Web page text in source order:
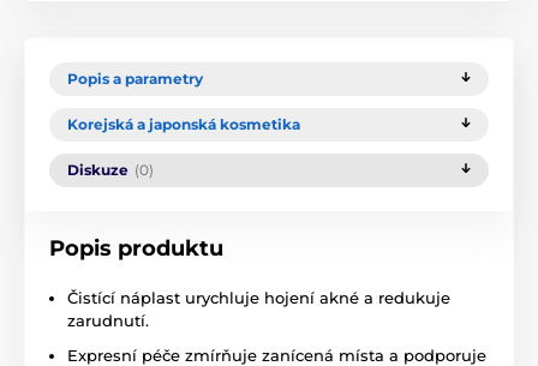
Popis a parametry
Korejská a japonská kosmetika
Diskuze (0)
Popis produktu
Čistící náplast urychluje hojení akné a redukuje
zarudnutí.
Expresní péče zmírňuje zanícená místa a podporuje